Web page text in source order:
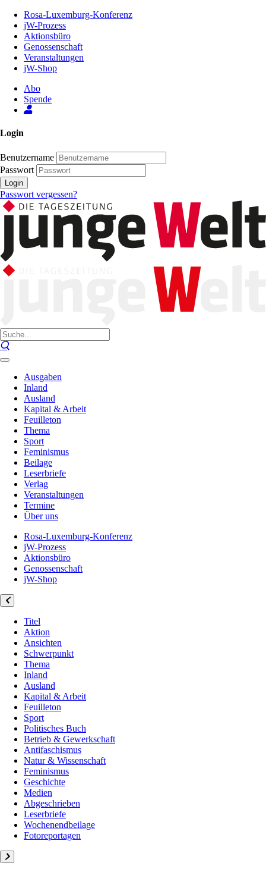
Inhalt
Seite
Rosa-Luxemburg-Konferenz
jW-Prozess
Aktionsbüro
Genossenschaft
Veranstaltungen
jW-Shop
Abo
Spende
Login
Benutzername
Passwort
Login
Passwort vergessen?
Ausgaben
Inland
Ausland
Kapital & Arbeit
Feuilleton
Thema
Sport
Feminismus
Beilage
Leserbriefe
Verlag
Veranstaltungen
Termine
Über uns
Rosa-Luxemburg-Konferenz
jW-Prozess
Aktionsbüro
Genossenschaft
jW-Shop
Titel
Aktion
Ansichten
Schwerpunkt
Thema
Inland
Ausland
Kapital & Arbeit
Feuilleton
Sport
Politisches Buch
Betrieb & Gewerkschaft
Antifaschismus
Natur & Wissenschaft
Feminismus
Geschichte
Medien
Abgeschrieben
Leserbriefe
Wochenendbeilage
Fotoreportagen